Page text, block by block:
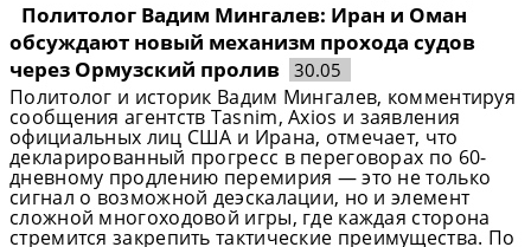
Политолог Вадим Мингалев: Иран и Оман
обсуждают новый механизм прохода судов
через Ормузский пролив 30.05
Политолог и историк Вадим Мингалев, комментируя
сообщения агентств Tasnim, Axios и заявления
официальных лиц США и Ирана, отмечает, что
декларированный прогресс в переговорах по 60-
дневному продлению перемирия — это не только
сигнал о возможной деэскалации, но и элемент
сложной многоходовой игры, где каждая сторона
стремится закрепить тактические преимущества. По